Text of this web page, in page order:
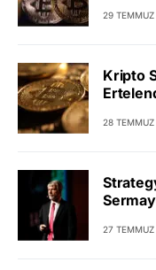
29
Kripto
28
27